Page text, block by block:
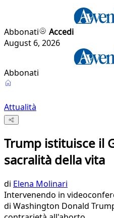
Abbonati
Accedi
August 6, 2026
Abbonati
Attualità
Trump istituisce il
sacralità della vita
di Elena Molinari
Intervenendo in
di Washington Donald